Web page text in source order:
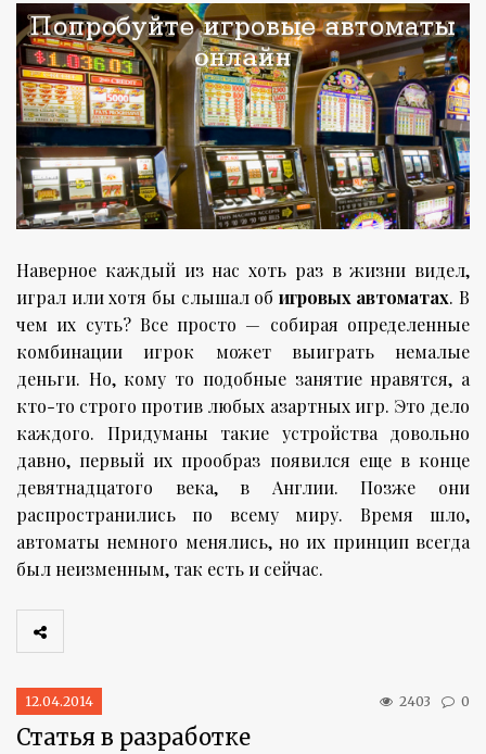
Наверное каждый из нас хоть раз в жизни видел,
играл или хотя бы слышал об игровых автоматах. В
чем их суть? Все просто — собирая определенные
комбинации игрок может выиграть немалые
деньги. Но, кому то подобные занятие нравятся, а
кто-то строго против любых азартных игр. Это дело
каждого. Придуманы такие устройства довольно
давно, первый их прообраз появился еще в конце
девятнадцатого века, в Англии. Позже они
распространились по всему миру. Время шло,
автоматы немного менялись, но их принцип всегда
был неизменным, так есть и сейчас.
12.04.2014 2403 0
Статья в разработке